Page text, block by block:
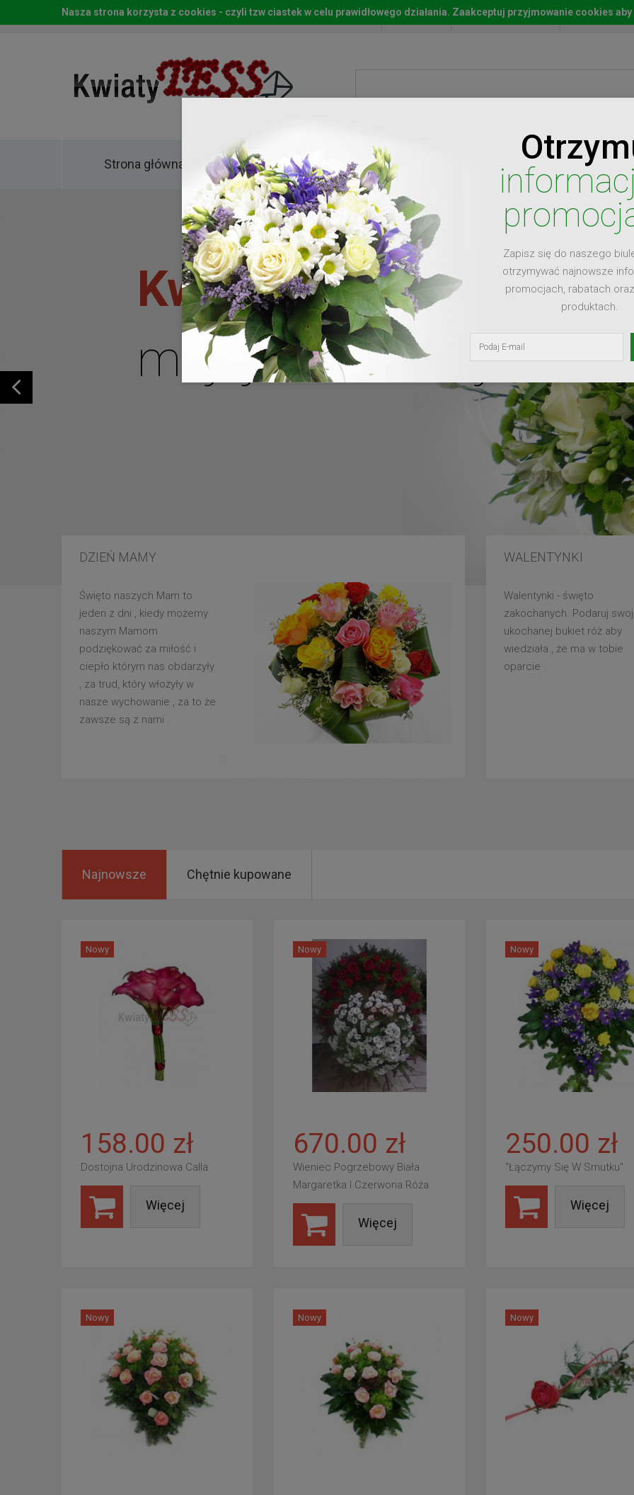
Start Moje konto Lista
Strona główna Kwiaty
Kwiaty dla
mojej ukochanej
DZIEŃ MAMY
Święto naszych Mam to
jeden z dni , kiedy możemy
naszym Mamom
podziękować za miłość i
ciepło którym nas obdarzyły
, za trud, który włożyły w
nasze wychowanie , za to że
zawsze są z nami .
WALENTYNKI
Walentynki - święto
zakochanych. Podaruj
ukochanej bukiet róż aby
wiedziała , że ma w tobie
oparcie .
Zapisz się do naszego
otrzymywać najnowsze
promocjach, rabatach
produktach.
Najnowsze Chętnie kupowane
Nowy
158.00 zł
Dostojna Urodzinowa Calla
Więcej
Nowy
670.00 zł
Wieniec Pogrzebowy Biała
Margaretka I Czerwona Róża
Więcej
Nowy
250.00 zł
"Łączymy Się W Smutku"
Więcej
Nowy Nowy Nowy
Nasza strona korzysta z cookies - czyli tzw ciastek w celu prawidłowego działania. Zaakceptuj przyjmowanie cookies